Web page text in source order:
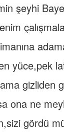
şeyhi
yüce,pek
gizliden
ona ne
gördü